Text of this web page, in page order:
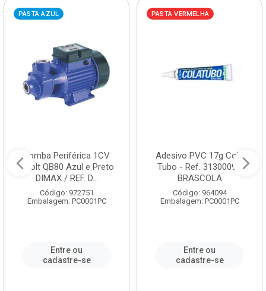
PASTA AZUL
Bomba Periférica 1CV
Bivolt QB80 Azul e Preto
DIMAX / REF. D...
Código: 972751
Embalagem: PC0001PC
Entre ou
cadastre-se
PASTA VERMELHA
Adesivo PVC 17g Cola
Tubo - Ref. 3130009 -
BRASCOLA
Código: 964094
Embalagem: PC0001PC
Entre ou
cadastre-se